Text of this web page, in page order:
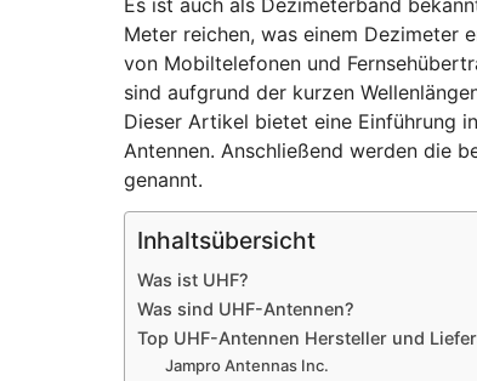
Es ist auch als Dezimeterband
Meter reichen, was einem Dezimeter
von Mobiltelefonen und
sind aufgrund der kurzen
Dieser Artikel bietet eine Einführung
Antennen. Anschließend werden die
genannt.
Inhaltsübersicht
Was ist UHF?
Was sind UHF-Antennen?
Top UHF-Antennen Hersteller und
Jampro Antennas Inc.